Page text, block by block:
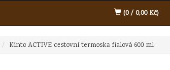
(0 / 0,00 Kč)
Kinto ACTIVE cestovní termoska fialová 600 ml